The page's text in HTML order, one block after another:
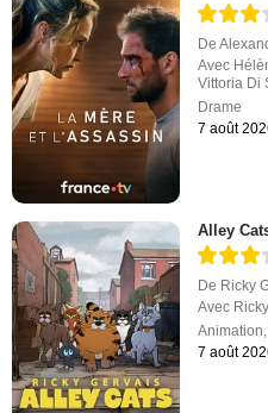
De
Avec
Vittoria Di
Drame
7 août
Alley
De Ricky
Avec
Animation
7 août